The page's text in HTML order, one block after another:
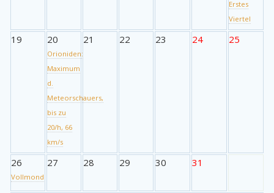
Erstes
Viertel
19 20
Orioniden:
Maximum
d.
Meteorschauers,
bis zu
20/h, 66
km/s
21 22 23 24 25
26
Vollmond
27 28 29 30 31